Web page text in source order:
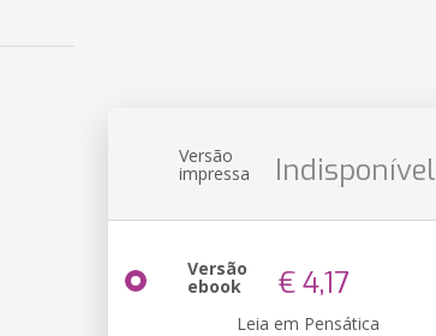
Versão
impressa Indisponível
Versão
ebook € 4,17
Leia em Pensática